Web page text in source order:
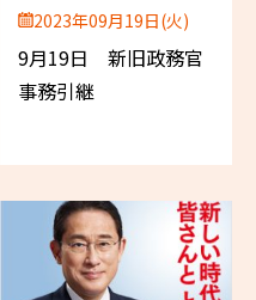
2023年09月19日(火)
9月19日 新旧政務官
事務引継